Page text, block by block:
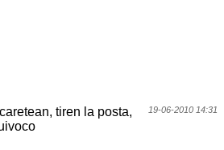
19-06-2010 14:31
tiren la posta,